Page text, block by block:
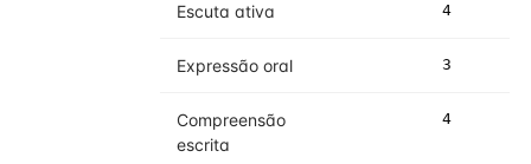
Escuta ativa 4
Expressão oral 3
Compreensão
escrita
4